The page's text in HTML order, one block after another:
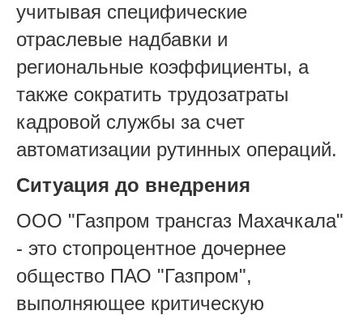
учитывая специфические
отраслевые надбавки и
региональные коэффициенты, а
также сократить трудозатраты
кадровой службы за счет
автоматизации рутинных операций.
Ситуация до внедрения
ООО "Газпром трансгаз Махачкала"
- это стопроцентное дочернее
общество ПАО "Газпром",
выполняющее критическую